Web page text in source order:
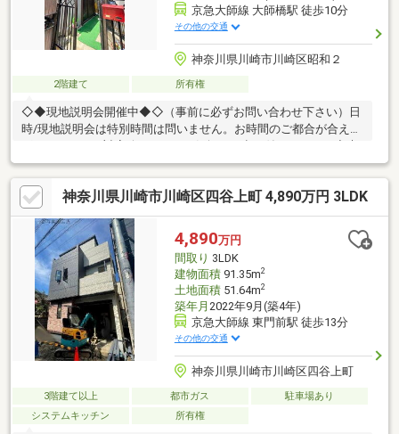
京急大師線 大師橋駅 徒歩10分
その他の交通
神奈川県川崎市川崎区昭和２
2階建て 所有権
◇◆現地説明会開催中◆◇（事前に必ずお問い合わせ下さい）日
時/現地説明会は特別時間は問いません。お時間のご都合が合え
重なお時間の中で、ご希望の情報をご案内します◇ お客様のご都
合に合わせて、 短時間のご案内も可♪じっくりと沢山の物件情報
のご案内も可♪ ご都合に合わせたご紹介をします♪ ～おおよその所
要時間や内容は、下記をご参考ください～〇ご希望条件のご相談
（30分～） 〇資金計画のご相談（30分～）〇現地／物件見学（60
分～） 〇周辺環境のご紹介（60分～） ご来場の際は、事前にご予
約をお願いします♪
神奈川県川崎市川崎区四谷上町 4,890万円 3LDK
4,890万円
間取り 3LDK
建物面積91.35m2
土地面積51.64m2
築年月 2022年9月(築4年)
京急大師線 東門前駅 徒歩13分
その他の交通
神奈川県川崎市川崎区四谷上町
3階建て以上 都市ガス
駐車場あり
システムキッチン
所有権